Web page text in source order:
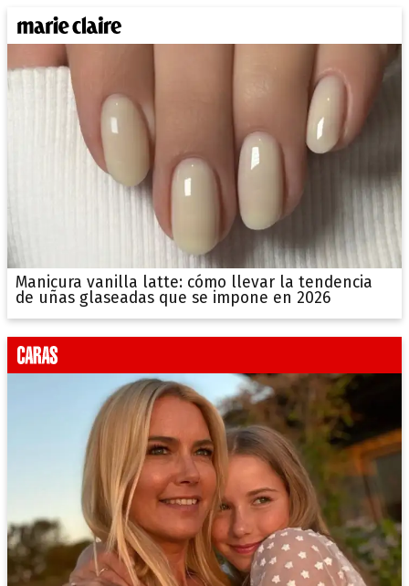
Manicura vanilla latte: cómo llevar la tendencia
de uñas glaseadas que se impone en 2026